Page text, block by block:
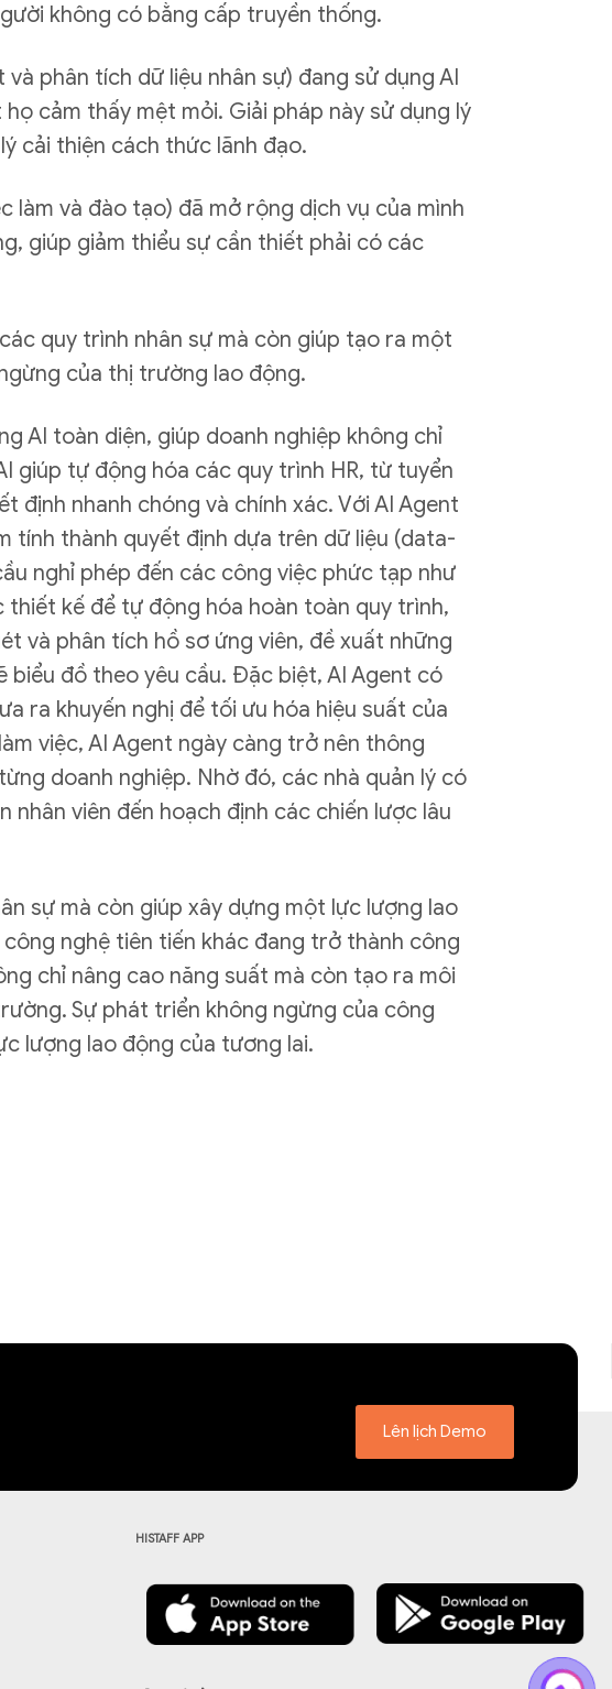
không có bằng cấp truyền thống.
phân tích dữ liệu nhân sự) đang sử dụng AI
cảm thấy mệt mỏi. Giải pháp này sử dụng lý
cải thiện cách thức lãnh đạo.
và đào tạo) đã mở rộng dịch vụ của mình
giúp giảm thiểu sự cần thiết phải có các
quy trình nhân sự mà còn giúp tạo ra một
của thị trường lao động.
AI toàn diện, giúp doanh nghiệp không chỉ
giúp tự động hóa các quy trình HR, từ tuyển
định nhanh chóng và chính xác. Với AI Agent
tính thành quyết định dựa trên dữ liệu (data-
nghỉ phép đến các công việc phức tạp như
thiết kế để tự động hóa hoàn toàn quy trình,
và phân tích hồ sơ ứng viên, đề xuất những
đồ theo yêu cầu. Đặc biệt, AI Agent có
ra khuyến nghị để tối ưu hóa hiệu suất của
việc, AI Agent ngày càng trở nên thông
doanh nghiệp. Nhờ đó, các nhà quản lý có
viên đến hoạch định các chiến lược lâu
sự mà còn giúp xây dựng một lực lượng lao
nghệ tiên tiến khác đang trở thành công
chỉ nâng cao năng suất mà còn tạo ra môi
Sự phát triển không ngừng của công
lượng lao động của tương lai.
Lên lịch Demo
HISTAFF APP